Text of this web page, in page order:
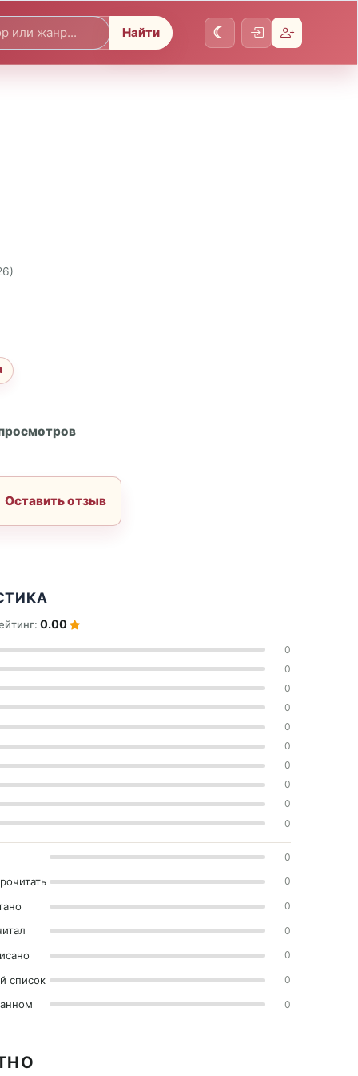
Найти
Оставить отзыв
0.00
0
0
0
0
0
0
0
0
0
0
0
0
0
0
0
список 0
0